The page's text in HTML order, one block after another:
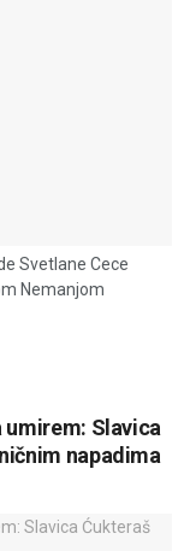
Svetlane Cece
Nemanjom
umirem: Slavica
napadima